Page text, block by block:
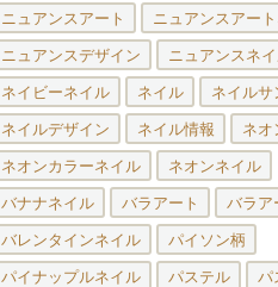
ニュアンスアート ニュアンスアー
ニュアンスデザイン ニュアンスネ
ネイビーネイル ネイル ネイルサ
ネイルデザイン ネイル情報 ネオ
ネオンカラーネイル ネオンネイル
バナナネイル バラアート バラア
バレンタインネイル パイソン柄
パイナップルネイル パステル パ